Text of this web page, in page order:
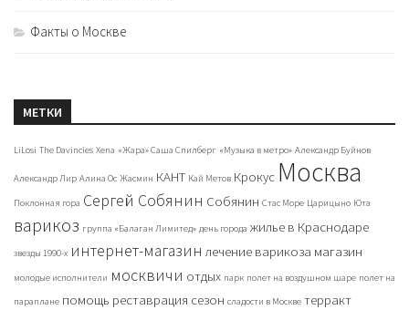
Факты о Москве
МЕТКИ
LiLosi The Davincies Xena «Жара» Саша Спилберг «Музыка в метро» Александр Буйнов
Александр Лир Алина Ос Жасмин КАНТ Кай Метов Крокус Москва
Поклонная гора Сергей Собянин Собянин Стас Море Царицыно Юта
варикоз группа «Балаган Лимитед» день города жилье в Краснодаре
звезды 1990-х интернет-магазин лечение варикоза магазин
молодые исполнители москвичи отдых парк полет на воздушном шаре полет на
параплане помощь реставрация сезон сладости в Москве терракт